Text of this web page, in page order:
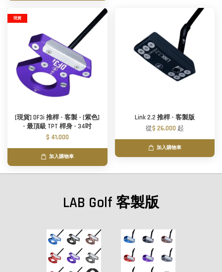
現貨
[現貨] DF3i 推桿 - 客製 - [紫色]
- 最頂級 TPT 桿身 - 34吋
$ 41,000
加入購物車
Link 2.2 推桿 - 客製版
從$ 26,000 起
加入購物車
LAB Golf 客製版